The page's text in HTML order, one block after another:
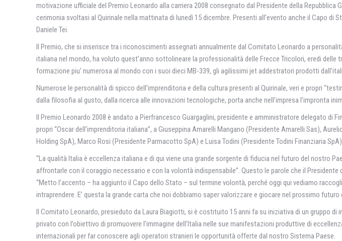
motivazione ufficiale del Premio Leonardo alla carriera 2008 consegnato dal Presidente della
cerimonia svoltasi al Quirinale nella mattinata di lunedì 15 dicembre. Presenti all’evento anche il Capo di
Daniele Tei.
Il Premio, che si inserisce tra i riconoscimenti assegnati annualmente dal Comitato Leonardo a
italiana nel mondo, ha voluto quest’anno sottolineare la professionalità delle Frecce Tricolori, eredi
formazione piu’ numerosa al mondo con i suoi dieci MB-339, gli agilissimi jet addestratori prodotti
Numerose le personalità di spicco dell’imprenditoria e della cultura presenti al Quirinale, veri e propri
dalla filosofia al gusto, dalla ricerca alle innovazioni tecnologiche, porta anche nell’impresa l’impronta
Il Premio Leonardo 2008 è andato a Pierfrancesco Guargaglini, presidente e amministratore delegato
propri “Oscar dell’imprenditoria italiana”, a Giuseppina Amarelli Mangano (Presidente Amarelli Sas),
Holding SpA), Marco Rosi (Presidente Parmacotto SpA) e Luisa Todini (Presidente Todini Finanziaria
“La qualità Italia è eccellenza italiana e di qui viene una grande sorgente di fiducia nel futuro del nostro
affrontarle con il coraggio necessario e con la volontà indispensabile”. Questo le parole che il
“Metto l’accento – ha aggiunto il Capo dello Stato – sul termine volontà, perché oggi qui vediamo
intraprendere. E’ questa la grande carta che noi dobbiamo saper valorizzare e giocare nel prossimo
Il Comitato Leonardo, presieduto da Laura Biagiotti, si è costituito 15 anni fa su iniziativa di un gruppo
privato con l’obiettivo di promuovere l’immagine dell’Italia nelle sue manifestazioni produttive di
internazionali per far conoscere agli operatori stranieri le opportunità offerte dal nostro Sistema Paese.